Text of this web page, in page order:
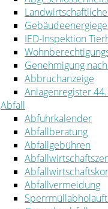
IED-Inspektion
Genehmigung
Abbruchanzeige
Anlagenregister
Abfall
Abfuhrkalender
Abfallberatung
Abfallgebühren
Abfallvermeidung